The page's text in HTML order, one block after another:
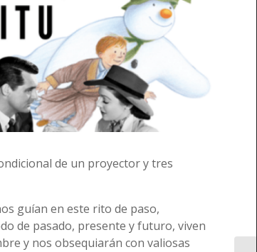
de un proyector y tres
guían en este rito de paso,
de pasado, presente y futuro, viven
y nos obsequiarán con valiosas